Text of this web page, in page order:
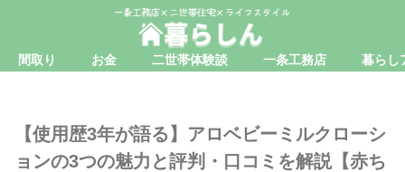
間取り お金 二世帯体験談 一条工務店 暮らし
【使用歴3年が語る】アロベビーミルクローシ
ョンの3つの魅力と評判・口コミを解説【赤ち